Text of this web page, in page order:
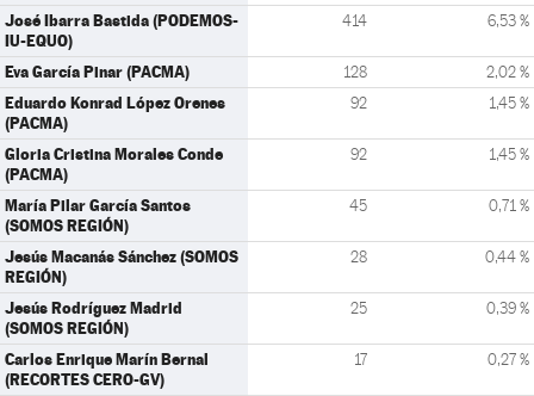
José Ibarra Bastida (PODEMOS-
IU-EQUO)
414 6,53 %
Eva García Pinar (PACMA) 128 2,02 %
Eduardo Konrad López Orenes
(PACMA)
92 1,45 %
Gloria Cristina Morales Conde
(PACMA)
92 1,45 %
María Pilar García Santos
(SOMOS REGIÓN)
45 0,71 %
Jesús Macanás Sánchez (SOMOS
REGIÓN)
28 0,44 %
Jesús Rodríguez Madrid
(SOMOS REGIÓN)
25 0,39 %
Carlos Enrique Marín Bernal
(RECORTES CERO-GV)
17 0,27 %